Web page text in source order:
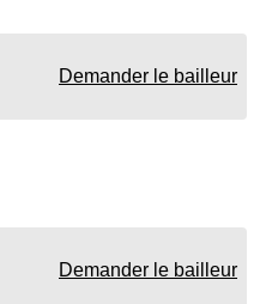
Demander le bailleur
Demander le bailleur